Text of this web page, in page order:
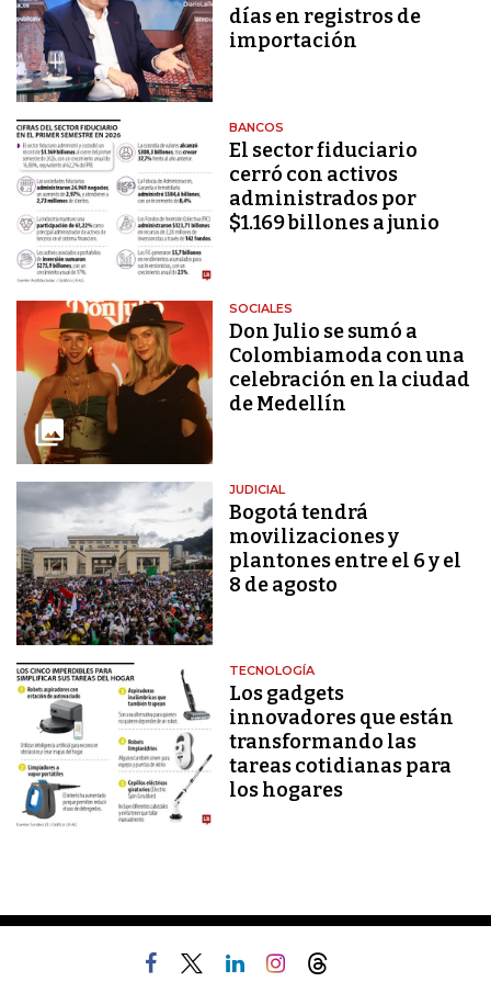
días en registros de
importación
BANCOS
El sector fiduciario
cerró con activos
administrados por
$1.169 billones a junio
SOCIALES
Don Julio se sumó a
Colombiamoda con una
celebración en la ciudad
de Medellín
JUDICIAL
Bogotá tendrá
movilizaciones y
plantones entre el 6 y el
8 de agosto
TECNOLOGÍA
Los gadgets
innovadores que están
transformando las
tareas cotidianas para
los hogares